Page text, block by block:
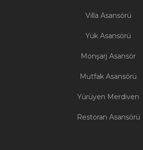
Villa Asansörü
Yük Asansörü
Monşarj Asansör
Mutfak Asansörü
Yürüyen Merdiven
Restoran Asansörü